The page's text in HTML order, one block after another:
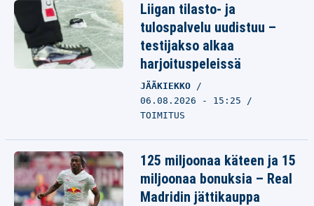
Liigan tilasto- ja
tulospalvelu uudistuu –
testijakso alkaa
harjoituspeleissä
JÄÄKIEKKO
06.08.2026 - 15:25
TOIMITUS
125 miljoonaa käteen ja 15
miljoonaa bonuksia – Real
Madridin jättikauppa